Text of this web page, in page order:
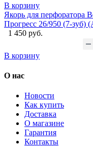
В корзину
Якорь для перфоратора
Прогресс 26/950 (7-зуб)
1 450 руб.
В корзину
О нас
Новости
Как купить
Доставка
О магазине
Гарантия
Контакты